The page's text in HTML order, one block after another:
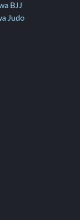
BJJ
Judo